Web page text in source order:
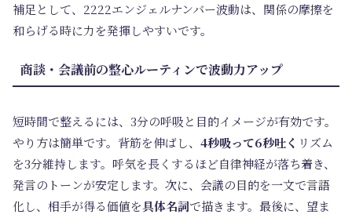
補足として、2222エンジェルナンバー波動は、関係の摩擦を
和らげる時に力を発揮しやすいです。
商談・会議前の整心ルーティンで波動力アップ
短時間で整えるには、3分の呼吸と目的イメージが有効です。
やり方は簡単です。背筋を伸ばし、 4秒吸って6秒吐く リズム
を3分維持します。呼気を長くするほど自律神経が落ち着き、
発言のトーンが安定します。次に、会議の目的を一文で言語
化し、相手が得る価値を具体名詞で描きます。最後に、望ま